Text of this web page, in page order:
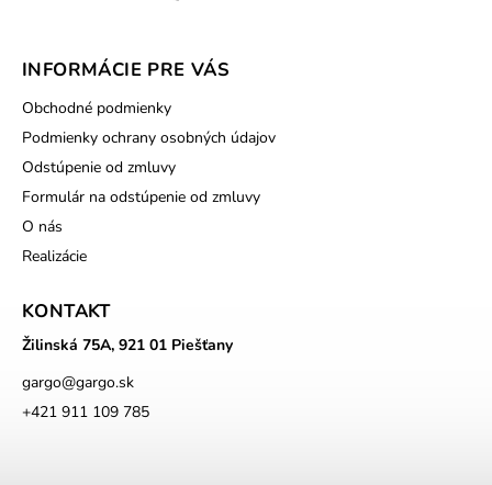
INFORMÁCIE PRE VÁS
Obchodné podmienky
Podmienky ochrany osobných údajov
Odstúpenie od zmluvy
Formulár na odstúpenie od zmluvy
O nás
Realizácie
KONTAKT
Žilinská 75A, 921 01 Piešťany
gargo@gargo.sk
+421 911 109 785